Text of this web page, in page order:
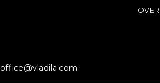
office@vladila.com